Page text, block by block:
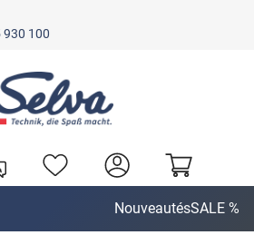
930 100
NouveautésSALE %